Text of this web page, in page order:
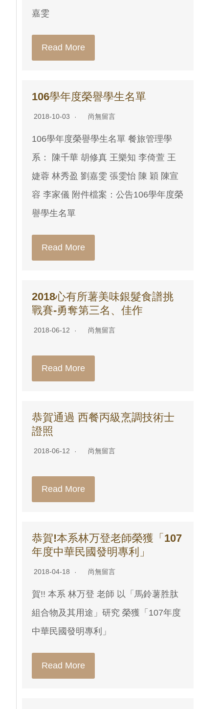
嘉雯
Read More
106學年度榮譽學生名單
2018-10-03 尚無留言
106學年度榮譽學生名單 餐旅管理學
系： 陳千華 胡修真 王樂知 李倚萱 王
婕蓉 林秀盈 劉嘉雯 張雯怡 陳 穎 陳宣
容 李家儀 附件檔案：公告106學年度榮
譽學生名單
Read More
2018心有所薯美味銀髮食譜挑
戰賽-勇奪第三名、佳作
2018-06-12 尚無留言
Read More
恭賀通過 西餐丙級烹調技術士
證照
2018-06-12 尚無留言
Read More
恭賀!本系林万登老師榮獲「107
年度中華民國發明專利」
2018-04-18 尚無留言
賀!! 本系 林万登 老師 以「馬鈴薯胜肽
組合物及其用途」研究 榮獲「107年度
中華民國發明專利」
Read More